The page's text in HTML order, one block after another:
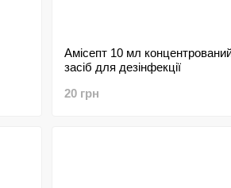
Амісепт 10 мл
засіб для дезінфекції
20 грн